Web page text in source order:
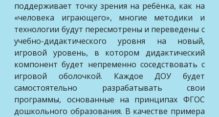
поддерживает точку зрения на ребёнка, как на
«человека играющего», многие методики и
технологии будут пересмотрены и переведены с
учебно-дидактического уровня на новый,
игровой уровень, в котором дидактический
компонент будет непременно соседствовать с
игровой оболочкой. Каждое ДОУ будет
самостоятельно разрабатывать свои
программы, основанные на принципах ФГОС
дошкольного образования. В качестве примера